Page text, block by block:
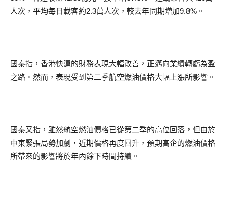
人次，平均每日載客約2.3萬人次，較去年同期增加9.8%。
國泰指，香港快運的財務表現大幅改善，正邁向業績轉虧為盈
之路。然而，表現受到第二季航空燃油價格大幅上漲所影響。
國泰又指，雖然航空燃油價格已從第二季的高位回落，但由於
中東緊張局勢加劇，近期價格再度回升，預期高企的燃油價格
所帶來的影響將於年內餘下時間持續。